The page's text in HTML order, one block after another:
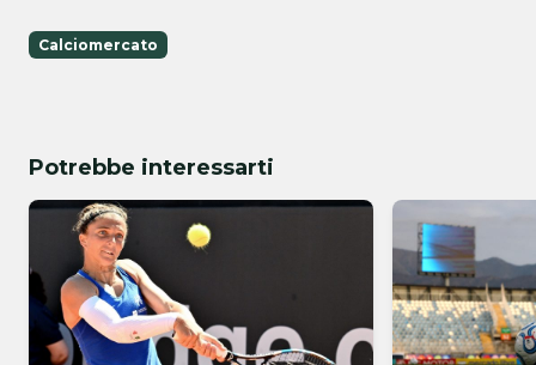
Calciomercato
Potrebbe interessarti